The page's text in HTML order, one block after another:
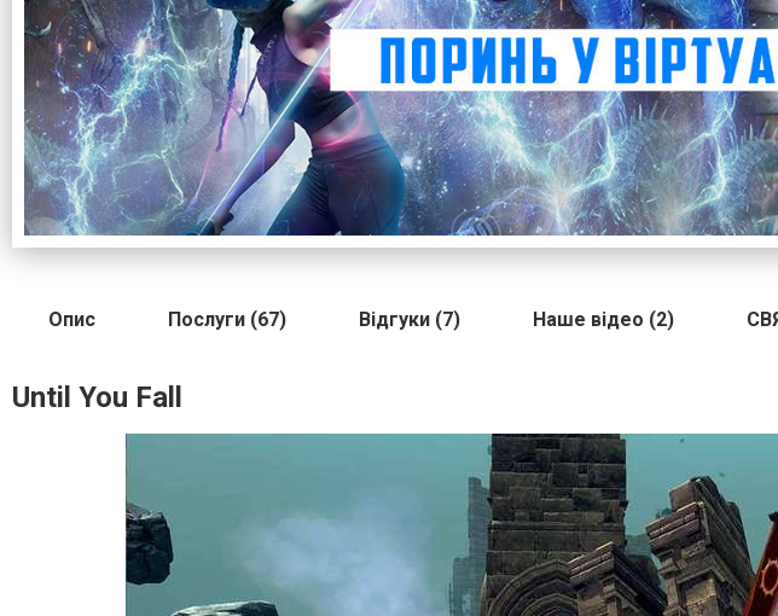
Опис Послуги (67) Відгуки (7) Наше відео (2)
Until You Fall